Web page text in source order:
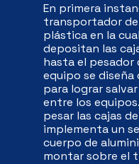
En primera
transportador
plástica en la
depositan las
hasta el pesador
equipo se diseña
para lograr
entre los
pesar las cajas
implementa un
cuerpo de
montar sobre el